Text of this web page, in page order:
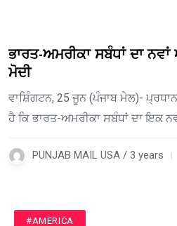
ਭਾਰਤ-ਅਮਰੀਕਾ ਸਬੰਧਾਂ ਦਾ
ਮੋਦੀ
ਵਾਸ਼ਿੰਗਟਨ, 25 ਜੂਨ (ਪੰਜਾਬ ਮੇਲ)-
ਹੈ ਕਿ ਭਾਰਤ-ਅਮਰੀਕਾ ਸਬੰਧਾਂ ਦਾ ਇਕ
PUNJAB MAIL USA / 3 years
#AMERICA